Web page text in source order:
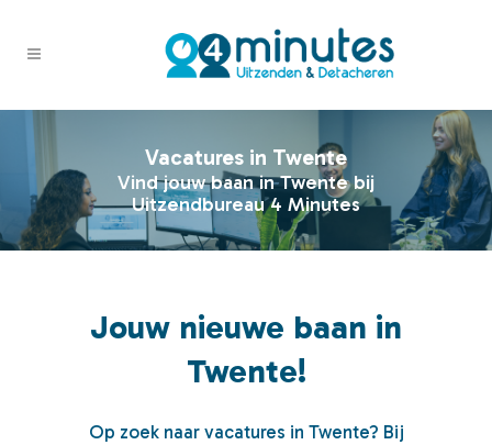
Vacatures in Twente
Vind jouw baan in Twente bij
Uitzendbureau 4 Minutes
Jouw nieuwe baan in
Twente!
Op zoek naar vacatures in Twente? Bij